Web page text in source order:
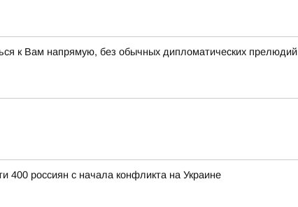
к Вам напрямую, без обычных дипломатических прелюдий
400 россиян с начала конфликта на Украине